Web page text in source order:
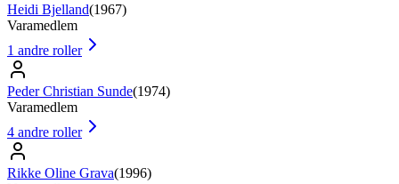
Heidi Bjelland(1967)
Varamedlem
1 andre roller
Peder Christian Sunde(1974)
Varamedlem
4 andre roller
Rikke Oline Grava(1996)